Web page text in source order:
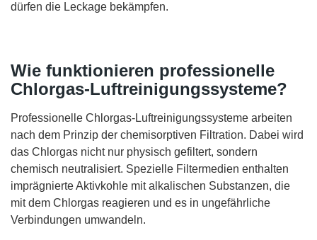
dürfen die Leckage bekämpfen.
Wie funktionieren professionelle
Chlorgas-Luftreinigungssysteme?
Professionelle Chlorgas-Luftreinigungssysteme arbeiten
nach dem Prinzip der chemisorptiven Filtration. Dabei wird
das Chlorgas nicht nur physisch gefiltert, sondern
chemisch neutralisiert. Spezielle Filtermedien enthalten
imprägnierte Aktivkohle mit alkalischen Substanzen, die
mit dem Chlorgas reagieren und es in ungefährliche
Verbindungen umwandeln.